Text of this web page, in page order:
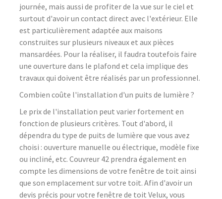
journée, mais aussi de profiter de la vue sur le ciel et
surtout d'avoir un contact direct avec l'extérieur. Elle
est particulièrement adaptée aux maisons
construites sur plusieurs niveaux et aux pièces
mansardées. Pour la réaliser, il faudra toutefois faire
une ouverture dans le plafond et cela implique des
travaux qui doivent être réalisés par un professionnel.
Combien coûte l'installation d'un puits de lumière ?
Le prix de l'installation peut varier fortement en
fonction de plusieurs critères. Tout d'abord, il
dépendra du type de puits de lumière que vous avez
choisi : ouverture manuelle ou électrique, modèle fixe
ou incliné, etc. Couvreur 42 prendra également en
compte les dimensions de votre fenêtre de toit ainsi
que son emplacement sur votre toit. Afin d'avoir un
devis précis pour votre fenêtre de toit Velux, vous